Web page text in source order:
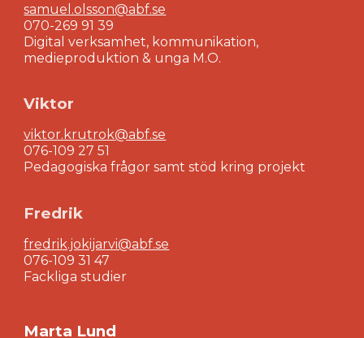
samuel.olsson@abf.se
070-269 91 39
Digital verksamhet, kommunikation,
medieproduktion & unga M.O.
Viktor
viktor.krutrok@abf.se
076-109 27 51
Pedagogiska frågor samt stöd kring projekt
Fredrik
fredrik.jokijarvi@abf.se
076-10931 47
Fackliga studier
Marta Lund